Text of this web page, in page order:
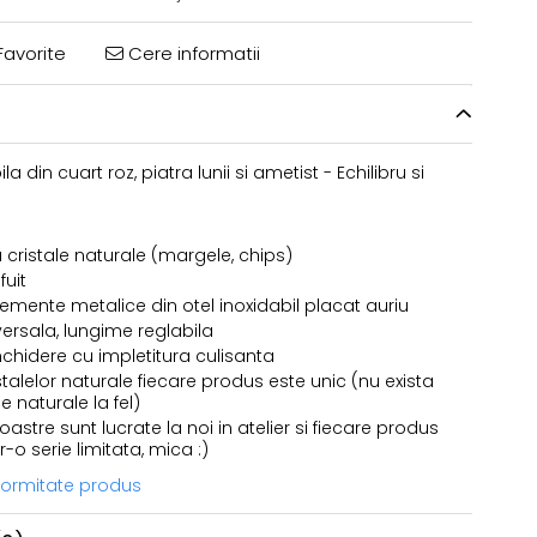
Cere informatii
din cuart roz, piatra lunii si ametist - Echilibru si
cristale naturale (margele, chips)
metalice din otel inoxidabil placat auriu
lungime reglabila
cu impletitura culisanta
naturale fiecare produs este unic (nu exista
naturale la fel)
sunt lucrate la noi in atelier si fiecare produs
o serie limitata, mica :)
produs